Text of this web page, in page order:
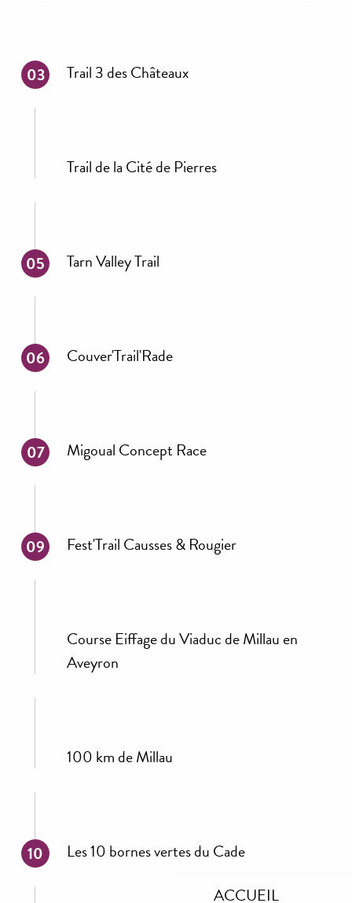
ACCUEIL
03 Trail 3 des Châteaux
Trail de la Cité de Pierres
05 Tarn Valley Trail
06 Couver'Trail'Rade
07 Migoual Concept Race
09 Fest'Trail Causses & Rougier
Course Eiffage du Viaduc de Millau en
Aveyron
100 km de Millau
10 Les 10 bornes vertes du Cade